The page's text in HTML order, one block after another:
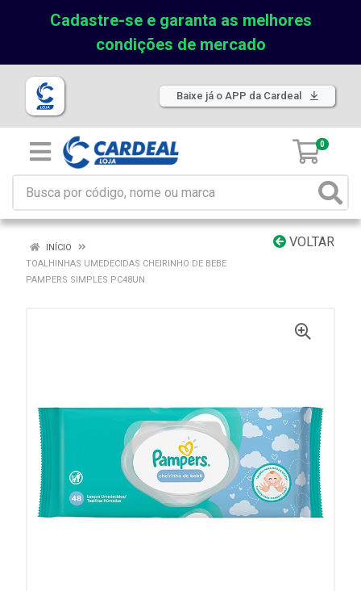
Cadastre-se e garanta as melhores
condições de mercado
Baixe já o APP da Cardeal
0
VOLTAR
INÍCIO
TOALHINHAS UMEDECIDAS CHEIRINHO DE BEBE
PAMPERS SIMPLES PC48UN